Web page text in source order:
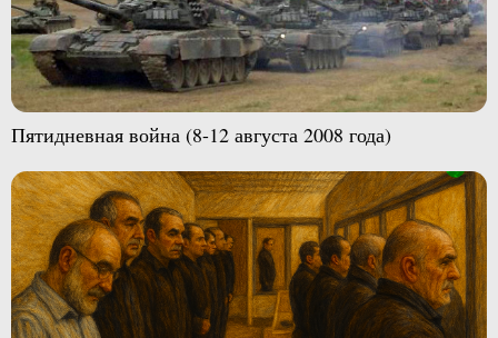
Пятидневная война (8-12 августа 2008 года)